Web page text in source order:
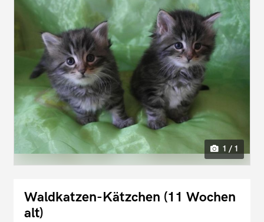
1 / 1
Waldkatzen-Kätzchen (11 Wochen
alt)